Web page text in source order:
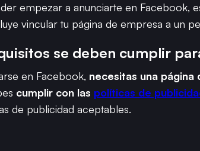
empezar a anunciarte en Facebook,
vincular tu página de empresa a un
se deben cumplir
en Facebook, necesitas una
cumplir con las políticas de
de publicidad aceptables.